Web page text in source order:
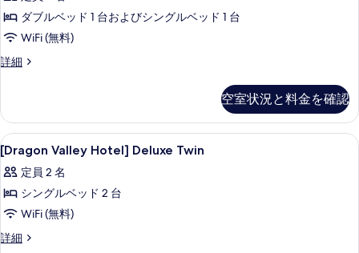
り
込
み
Twin
の
す
の
写
真
を
表
示
す
ダブルベッド 1 台およびシングルベッド 1 台
WiFi (無料)
詳細
[Dragon
Family
Twin
の
詳
細
空室状況と料金を確認
[Dragon
Valley
Hotel]
Deluxe
Twin
の
遮光カーテン、WiFi (無料)、ベッドシ
9
[Dragon Valley Hotel] Deluxe Twin
定員 2 名
シングルベッド 2 台
WiFi (無料)
詳細
[Dragon